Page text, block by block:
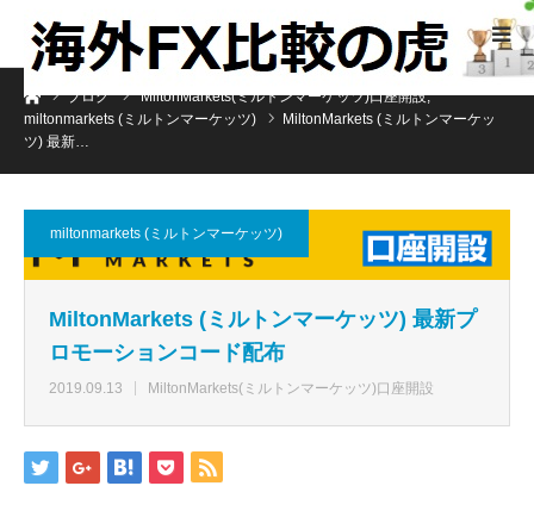
ホームブログ MiltonMarkets(ミルトンマーケッツ)口座開設,
miltonmarkets (ミルトンマーケッツ)
MiltonMarkets (ミルトンマーケッ
ツ) 最新…
miltonmarkets (ミルトンマーケッツ)
MiltonMarkets (ミルトンマーケッツ) 最新プ
ロモーションコード配布
2019.09.13 MiltonMarkets(ミルトンマーケッツ)口座開設